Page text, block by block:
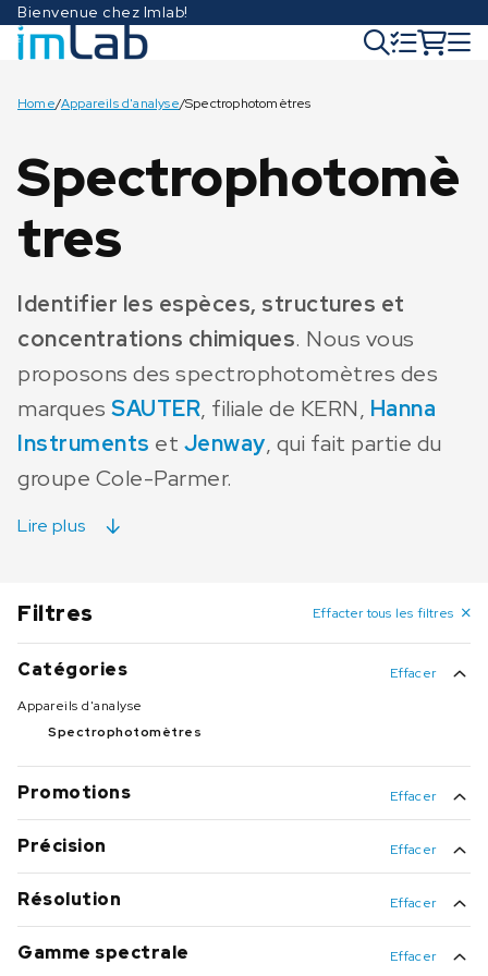
Bienvenue chez Imlab!
Home/Appareils d'analyse/Spectrophotomètres
Spectrophotomè
tres
Identifier les espèces, structures et
concentrations chimiques. Nous vous
proposons des spectrophotomètres des
marques SAUTER, filiale de KERN, Hanna
Instruments et Jenway, qui fait partie du
groupe Cole-Parmer.
Lire plus
Filtres Effacter tous les filtres
Effacer
Catégories
Appareils d'analyse
Spectrophotomètres
Effacer
Promotions
Effacer
Précision
±2 nm
Effacer
Résolution
0,1 nm
Effacer
Gamme spectrale